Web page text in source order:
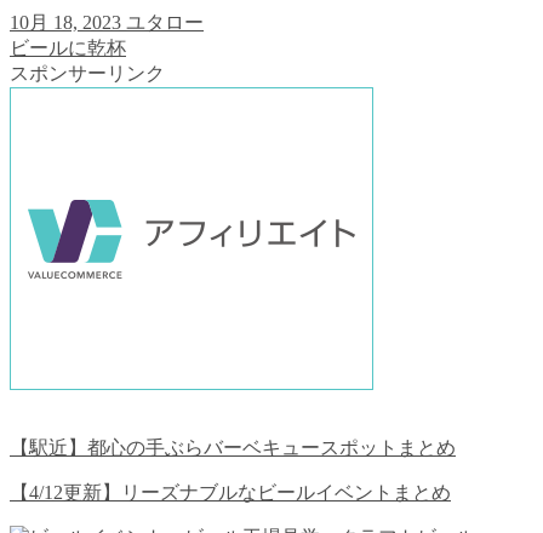
10月 18, 2023 ユタロー
ビールに乾杯
スポンサーリンク
【駅近】都心の手ぶらバーベキュースポットまとめ
【4/12更新】リーズナブルなビールイベントまとめ